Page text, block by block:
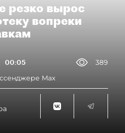
резко вырос
вопреки
00:05
389
Max